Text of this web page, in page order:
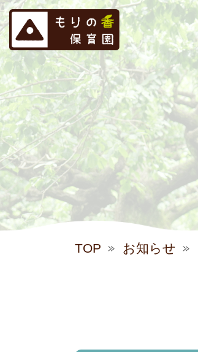
TOP お知らせ